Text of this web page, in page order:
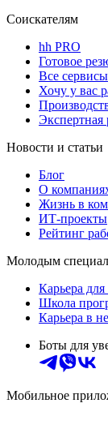
Соискателям
hh PRO
Готовое
Все сервисы
Хочу у вас
Экспертная
Новости и статьи
Блог
О
Жизнь в
ИТ-проекты
Рейтинг
Молодым
Карьера
Школа
Карьера в
Боты для
Мобильное